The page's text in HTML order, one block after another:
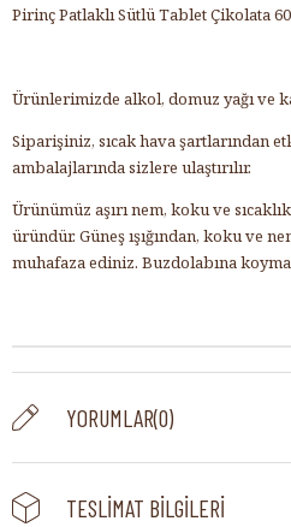
Pirinç Patlaklı Sütlü Tablet Çikolata
Ürünlerimizde alkol, domuz yağı ve
Siparişiniz, sıcak hava şartlarından
ambalajlarında sizlere ulaştırılır.
Ürünümüz aşırı nem, koku ve
üründür. Güneş ışığından, koku ve
muhafaza ediniz. Buzdolabına
YORUMLAR(0)
TESLIMAT BILGILERI